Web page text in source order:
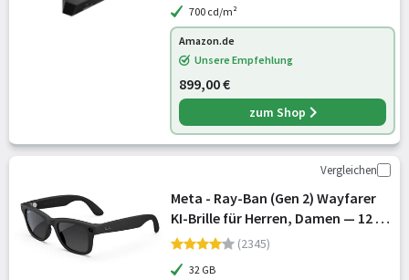
700 cd/m²
Amazon.de
Unsere Empfehlung
899,00 €
zum Shop
Vergleichen
Meta - Ray-Ban (Gen 2) Wayfarer
KI-Brille für Herren, Damen — 12 MP
Kamera, 3K Ultra HD Video, Open-
(2345)
32 GB